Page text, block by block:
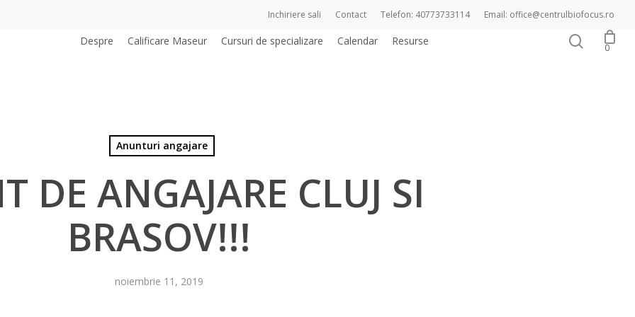
Inchiriere sali Contact Telefon: 40773733114 Email: office@centrulbiofocus.ro
Despre Calificare Maseur Cursuri de specializare Calendar Resurse search
0
Anunturi angajare
DE ANGAJARE CLUJ SI
BRASOV!!!
noiembrie 11, 2019